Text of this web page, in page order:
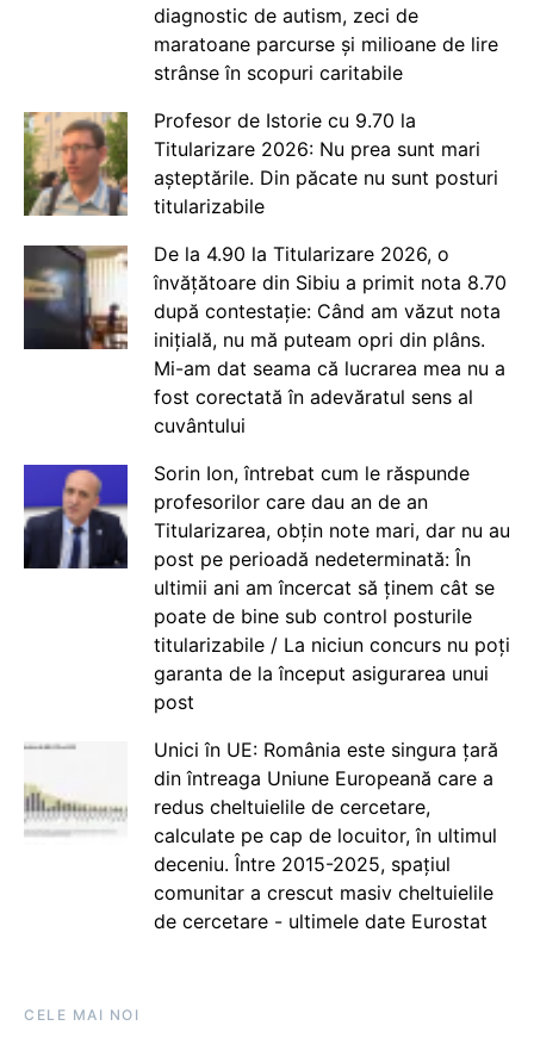
diagnostic de autism, zeci de
maratoane parcurse și milioane de lire
strânse în scopuri caritabile
Profesor de Istorie cu 9.70 la
Titularizare 2026: Nu prea sunt mari
așteptările. Din păcate nu sunt posturi
titularizabile
De la 4.90 la Titularizare 2026, o
învățătoare din Sibiu a primit nota 8.70
după contestație: Când am văzut nota
inițială, nu mă puteam opri din plâns.
Mi-am dat seama că lucrarea mea nu a
fost corectată în adevăratul sens al
cuvântului
Sorin Ion, întrebat cum le răspunde
profesorilor care dau an de an
Titularizarea, obțin note mari, dar nu au
post pe perioadă nedeterminată: În
ultimii ani am încercat să ținem cât se
poate de bine sub control posturile
titularizabile / La niciun concurs nu poți
garanta de la început asigurarea unui
post
Unici în UE: România este singura țară
din întreaga Uniune Europeană care a
redus cheltuielile de cercetare,
calculate pe cap de locuitor, în ultimul
deceniu. Între 2015-2025, spațiul
comunitar a crescut masiv cheltuielile
de cercetare - ultimele date Eurostat
CELE MAI NOI